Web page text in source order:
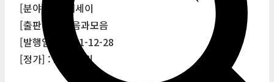
[분야] : 시/에세이
[출판사] : 자음과모음
[발행일] : 2011-12-28
[정가] : 13,000원